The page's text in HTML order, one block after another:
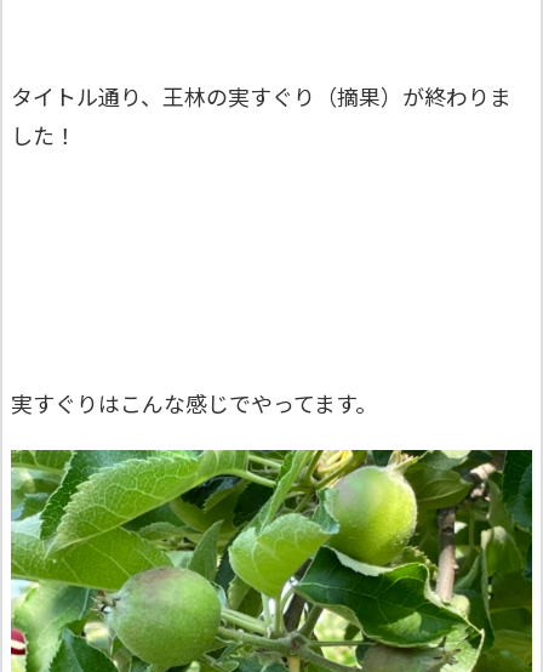
タイトル通り、王林の実すぐり（摘果）が終わりま
した！
実すぐりはこんな感じでやってます。